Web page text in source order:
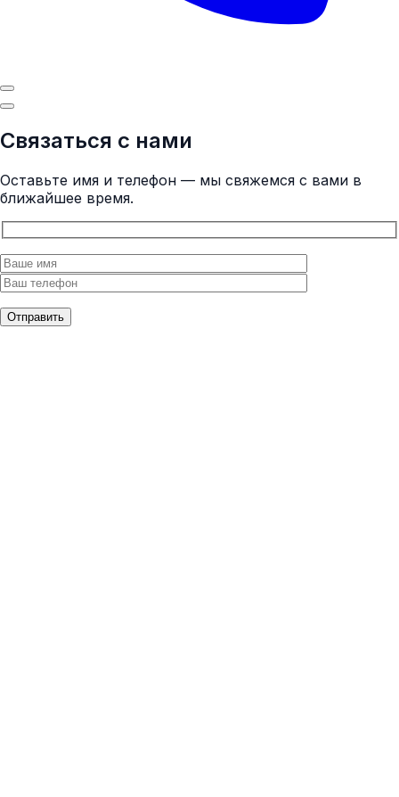
Связаться с нами
Оставьте имя и телефон — мы свяжемся с вами в
ближайшее время.
Отправить